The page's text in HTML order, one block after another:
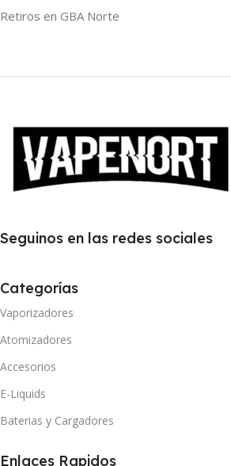
Retiros en GBA Norte
Seguinos en las redes sociales
Categorías
Vaporizadores
Atomizadores
Accesorios
E-Liquids
Baterias y Cargadores
Enlaces Rapidos